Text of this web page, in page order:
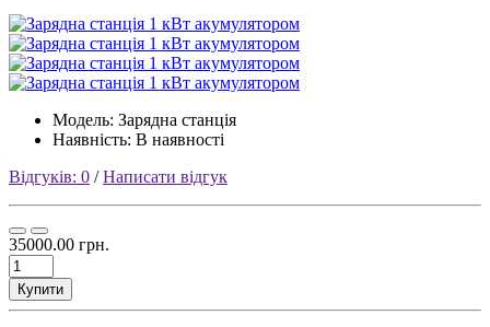
Модель: Зарядна станція
Наявність: В наявності
Відгуків: 0 /Написати відгук
35000.00 грн.
Купити